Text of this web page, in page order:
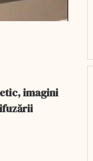
imagini